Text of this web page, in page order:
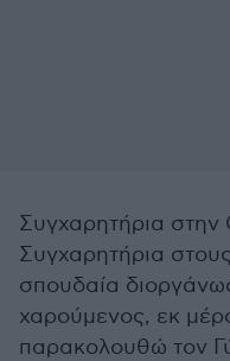
Συγχαρητήρια στην
Συγχαρητήρια
σπουδαία
χαρούμενος, εκ
παρακολουθώ τον